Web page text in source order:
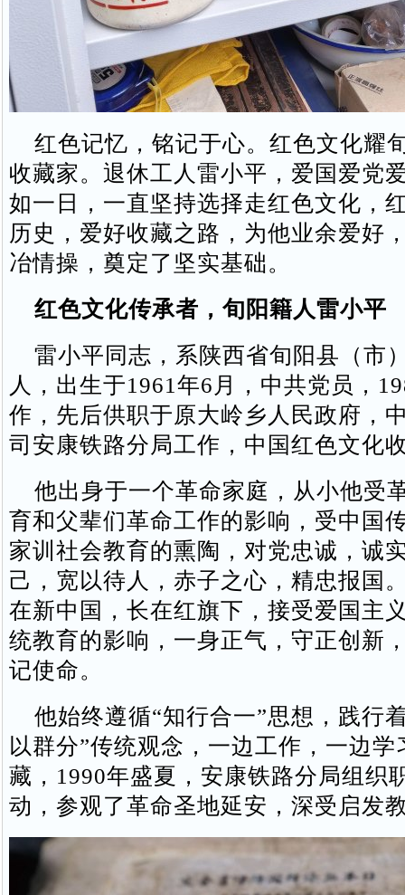
红色记忆，铭记于心。红色文化耀
收藏家。退休工人雷小平，爱国爱党
如一日，一直坚持选择走红色文化，
历史，爱好收藏之路，为他业余爱好
冶情操，奠定了坚实基础。
红色文化传承者，旬阳籍人雷小平
雷小平同志，系陕西省旬阳县（市
人，出生于1961年6月，中共党员，
作，先后供职于原大岭乡人民政府，
司安康铁路分局工作，中国红色文化
他出身于一个革命家庭，从小他受
育和父辈们革命工作的影响，受中国
家训社会教育的熏陶，对党忠诚，诚
己，宽以待人，赤子之心，精忠报国
在新中国，长在红旗下，接受爱国主
统教育的影响，一身正气，守正创新
记使命。
他始终遵循“知行合一”思想，践行
以群分”传统观念，一边工作，一边学
藏，1990年盛夏，安康铁路分局组织
动，参观了革命圣地延安，深受启发